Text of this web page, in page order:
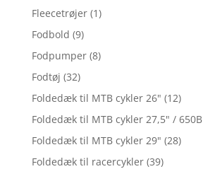
Fleecetrøjer (1)
Fodbold (9)
Fodpumper (8)
Fodtøj (32)
Foldedæk til MTB cykler 26" (12)
Foldedæk til MTB cykler 27,5" / 650B
Foldedæk til MTB cykler 29" (28)
Foldedæk til racercykler (39)